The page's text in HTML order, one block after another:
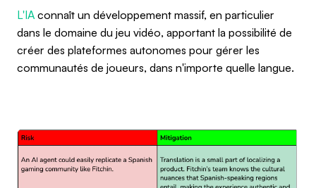
L'IA connaît un développement massif, en particulier
dans le domaine du jeu vidéo, apportant la possibilité de
créer des plateformes autonomes pour gérer les
communautés de joueurs, dans n'importe quelle langue.